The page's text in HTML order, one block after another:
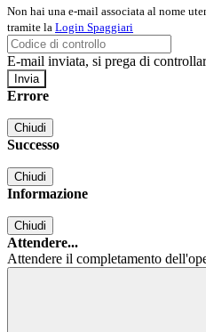
Non hai una e-mail associata al nome
tramite la Login Spaggiari
E-mail inviata, si prega di
Errore
Chiudi
Successo
Chiudi
Informazione
Chiudi
Attendere...
Attendere il completamento